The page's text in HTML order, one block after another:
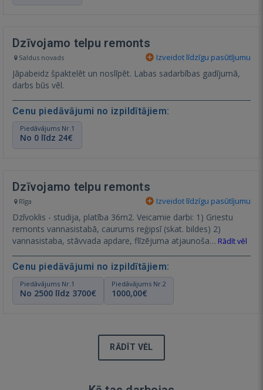
Dzīvojamo telpu remonts
Saldus novads Izveidot līdzīgu pasūtījumu
Jāpabeidz špaktelēt un noslīpēt. Labas sadarbības gadījumā,
darbs būs vēl.
Cenu piedāvājumi no izpildītājiem:
Piedāvājums Nr.1
No 0 līdz 24€
Dzīvojamo telpu remonts
Rīga Izveidot līdzīgu pasūtījumu
Dzīvoklis - studija, platība 36m2. Veicamie darbi: 1) Griestu
remonts vannasistabā, caurums reģipsī (skat. bildes) 2)
vannasistaba, stāvvada apdare, flīzējuma atjaunoša… Rādīt vēl
Cenu piedāvājumi no izpildītājiem:
Piedāvājums Nr.1
No 2500 līdz 3700€
Piedāvājums Nr.2
1000,00€
RĀDĪT VĒL